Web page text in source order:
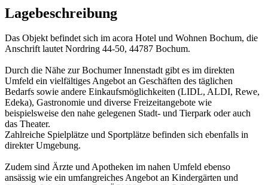
Lagebeschreibung
Das Objekt befindet sich im acora Hotel und Wohnen Bochum, die
Anschrift lautet Nordring 44-50, 44787 Bochum.
Durch die Nähe zur Bochumer Innenstadt gibt es im direkten
Umfeld ein vielfältiges Angebot an Geschäften des täglichen
Bedarfs sowie andere Einkaufsmöglichkeiten (LIDL, ALDI, Rewe,
Edeka), Gastronomie und diverse Freizeitangebote wie
beispielsweise den nahe gelegenen Stadt- und Tierpark oder auch
das Theater.
Zahlreiche Spielplätze und Sportplätze befinden sich ebenfalls in
direkter Umgebung.
Zudem sind Ärzte und Apotheken im nahen Umfeld ebenso
ansässig wie ein umfangreiches Angebot an Kindergärten und